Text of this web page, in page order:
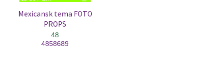
Mexicansk tema FOTO
PROPS
48
4858689